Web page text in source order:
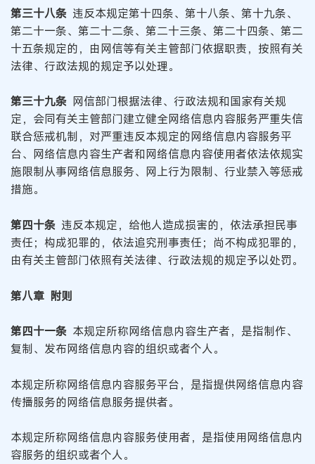
第三十八条 违反本规定第十四条、第十八条、第十九条、
第二十一条、第二十二条、第二十三条、第二十四条、第二
十五条规定的，由网信等有关主管部门依据职责，按照有关
法律、行政法规的规定予以处理。
第三十九条 网信部门根据法律、行政法规和国家有关规
定，会同有关主管部门建立健全网络信息内容服务严重失信
联合惩戒机制，对严重违反本规定的网络信息内容服务平
台、网络信息内容生产者和网络信息内容使用者依法依规实
施限制从事网络信息服务、网上行为限制、行业禁入等惩戒
措施。
第四十条 违反本规定，给他人造成损害的，依法承担民事
责任；构成犯罪的，依法追究刑事责任；尚不构成犯罪的，
由有关主管部门依照有关法律、行政法规的规定予以处罚。
第八章 附则
第四十一条 本规定所称网络信息内容生产者，是指制作、
复制、发布网络信息内容的组织或者个人。
本规定所称网络信息内容服务平台，是指提供网络信息内容
传播服务的网络信息服务提供者。
本规定所称网络信息内容服务使用者，是指使用网络信息内
容服务的组织或者个人。